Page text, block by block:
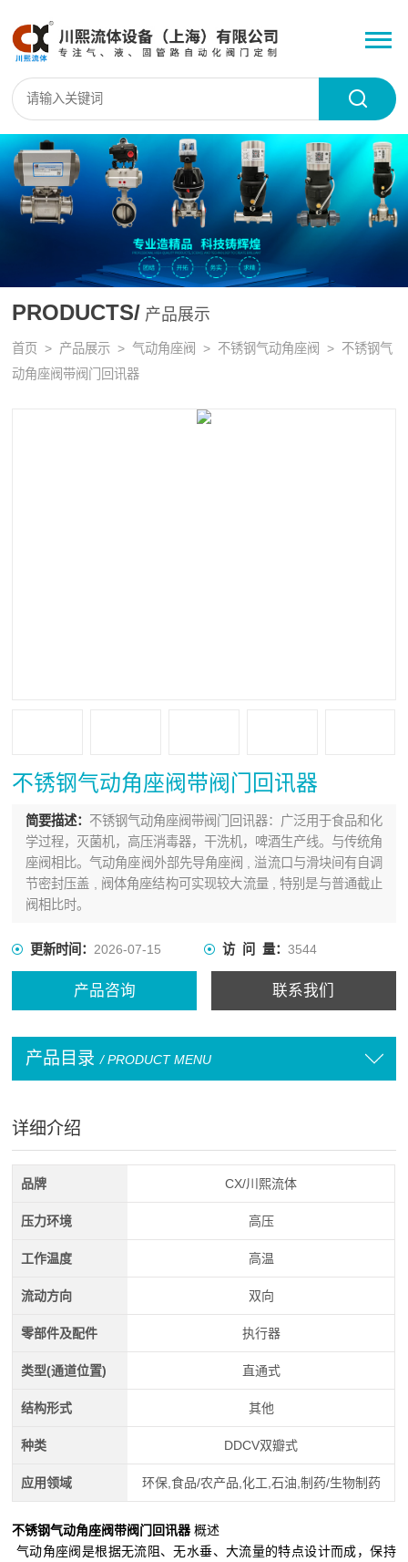
PRODUCTS/ 产品展示
首页 > 产品展示 >气动角座阀 > 不锈钢气动角座阀
> 不锈钢气
动角座阀带阀门回讯器
不锈钢气动角座阀带阀门回讯器
简要描述： 不锈钢气动角座阀带阀门回讯器：广泛用于食品和化
学过程，灭菌机，高压消毒器，干洗机，啤酒生产线。与传统角
座阀相比。气动角座阀外部先导角座阀 , 溢流口与滑块间有自调
节密封压盖 , 阀体角座结构可实现较大流量 , 特别是与普通截止
阀相比时。
更新时间： 2026-07-15 访 问 量： 3544
产品咨询 联系我们
产品目录 / PRODUCT MENU
详细介绍
品牌 CX/川熙流体
压力环境 高压
工作温度 高温
流动方向 双向
零部件及配件 执行器
类型(通道位置) 直通式
结构形式 其他
种类 DDCV双瓣式
应用领域 环保,食品/农产品,化工,石油,制药/生物制药
不锈钢气动角座阀带阀门回讯器概述
气动角座阀是根据无流阻、无水垂、大流量的特点设计而成，保持